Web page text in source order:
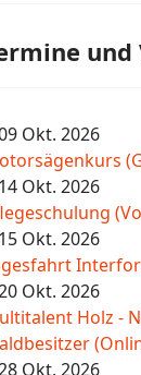
Okt. 2026
Okt. 2026
Okt. 2026
Okt. 2026
Holz -
Okt. 2026